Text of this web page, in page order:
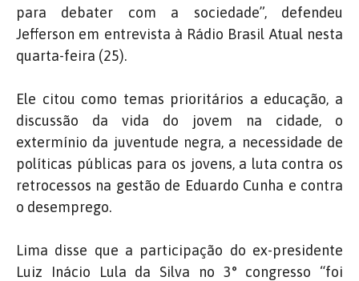
para debater com a sociedade”, defendeu
Jefferson em entrevista à Rádio Brasil Atual nesta
quarta-feira (25).
Ele citou como temas prioritários a educação, a
discussão da vida do jovem na cidade, o
extermínio da juventude negra, a necessidade de
políticas públicas para os jovens, a luta contra os
retrocessos na gestão de Eduardo Cunha e contra
o desemprego.
Lima disse que a participação do ex-presidente
Luiz Inácio Lula da Silva no 3° congresso “foi